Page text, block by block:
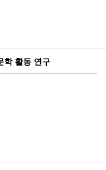
학 활동 연구